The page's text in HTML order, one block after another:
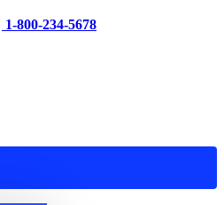
1-800-234-5678